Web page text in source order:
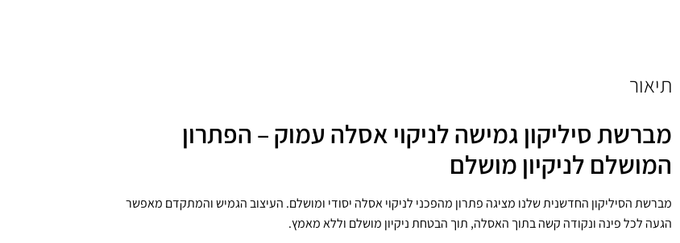
תיאור
מברשת סיליקון גמישה לניקוי אסלה עמוק – הפתרון
המושלם לניקיון מושלם
מברשת הסיליקון החדשנית שלנו מציגה פתרון מהפכני לניקוי אסלה יסודי ומושלם. העיצוב הגמיש והמתקדם מאפשר
הגעה לכל פינה ונקודה קשה בתוך האסלה, תוך הבטחת ניקיון מושלם וללא מאמץ.